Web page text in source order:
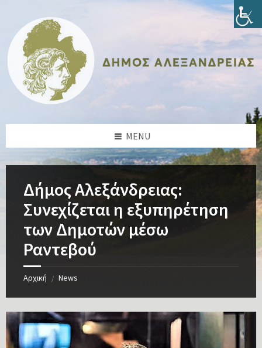
content
sidebar
sidebar
footer
MENU
Δήμος Αλεξάνδρειας:
Συνεχίζεται η εξυπηρέτηση
των Δημοτών μέσω
Ραντεβού
Αρχική / News